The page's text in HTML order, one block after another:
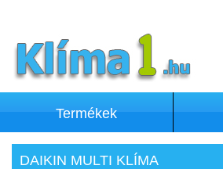
Termékek
DAIKIN MULTI KLÍMA